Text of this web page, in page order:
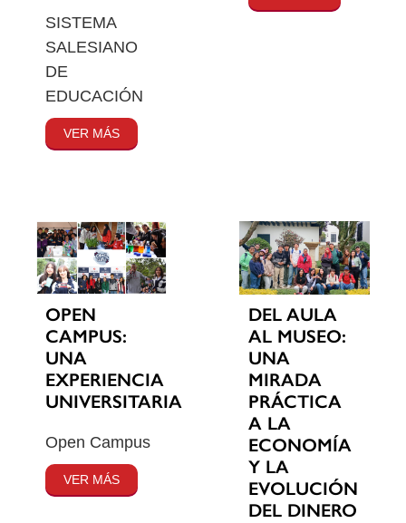
SISTEMA
SALESIANO
DE
EDUCACIÓN
VER MÁS
OPEN
CAMPUS:
UNA
EXPERIENCIA
UNIVERSITARIA
Open Campus
VER MÁS
DEL AULA
AL MUSEO:
UNA
MIRADA
PRÁCTICA
A LA
ECONOMÍA
Y LA
EVOLUCIÓN
DEL DINERO